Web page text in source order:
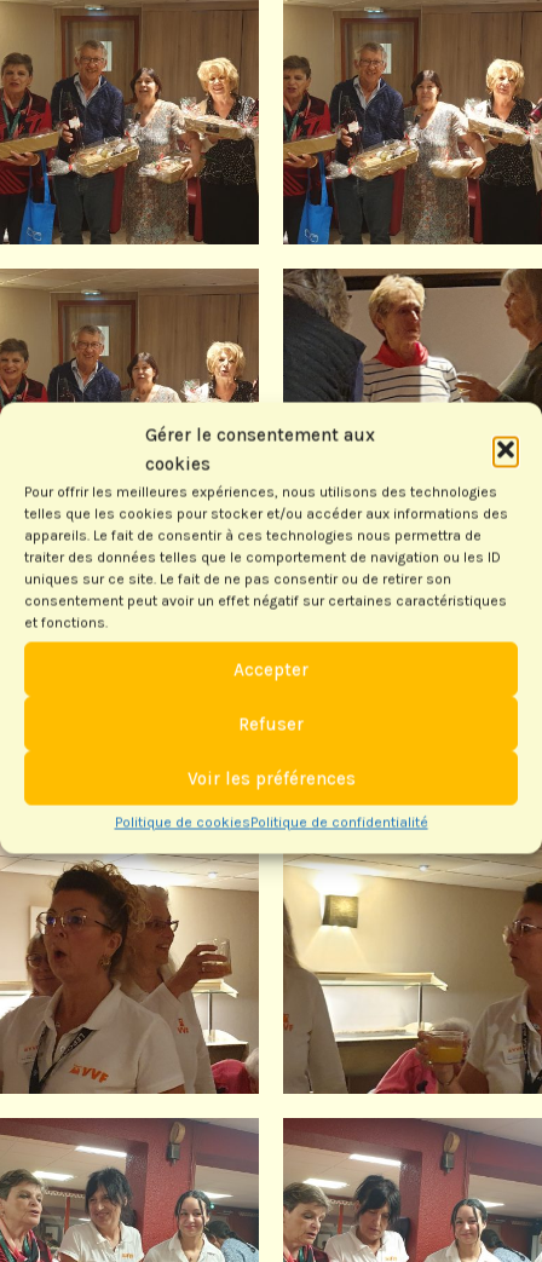
Gérer le consentement aux
cookies
Pour offrir les meilleures expériences, nous utilisons des technologies
telles que les cookies pour stocker et/ou accéder aux informations des
appareils. Le fait de consentir à ces technologies nous permettra de
traiter des données telles que le comportement de navigation ou les ID
uniques sur ce site. Le fait de ne pas consentir ou de retirer son
consentement peut avoir un effet négatif sur certaines caractéristiques
et fonctions.
Accepter
Refuser
Voir les préférences
Politique de cookiesPolitique de confidentialité